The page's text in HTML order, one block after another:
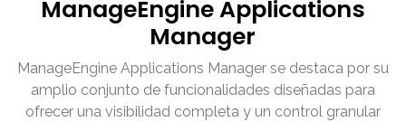
ManageEngine Applications
Manager
ManageEngine Applications Manager se destaca por su
amplio conjunto de funcionalidades diseñadas para
ofrecer una visibilidad completa y un control granular